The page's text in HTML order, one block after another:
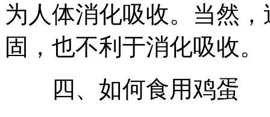
为人体消化吸收。当然
固，也不利于消化吸收。
四、如何食用鸡蛋